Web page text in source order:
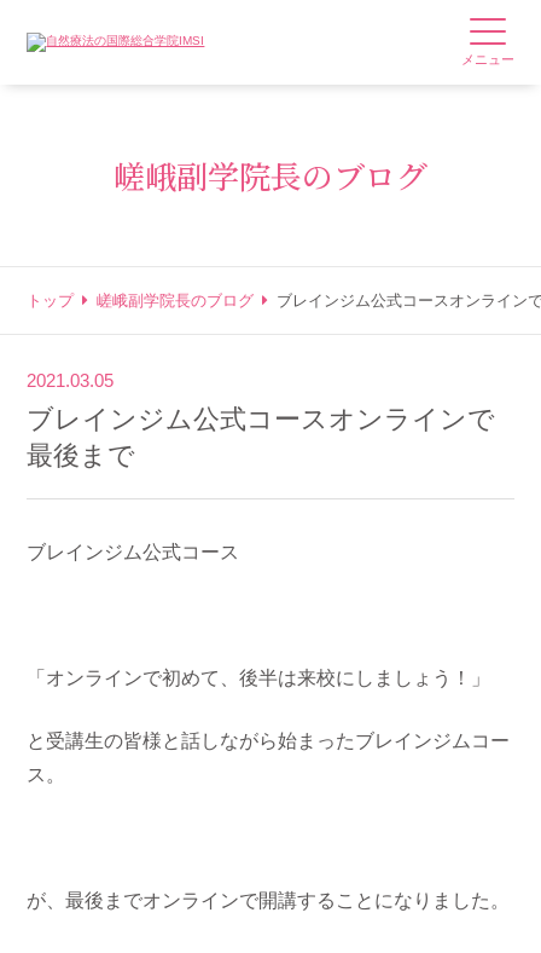
メニュー
嵯峨副学院長のブログ
トップ 嵯峨副学院長のブログ ブレインジム公式コースオンライン
2021.03.05
ブレインジム公式コースオンラインで
最後まで
ブレインジム公式コース
「オンラインで初めて、後半は来校にしましょう！」
と受講生の皆様と話しながら始まったブレインジムコー
ス。
が、最後までオンラインで開講することになりました。